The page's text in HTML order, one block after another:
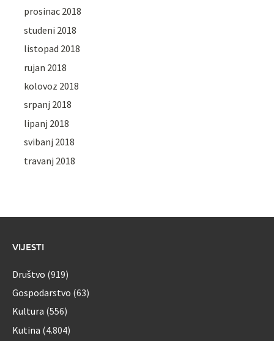
prosinac 2018
studeni 2018
listopad 2018
rujan 2018
kolovoz 2018
srpanj 2018
lipanj 2018
svibanj 2018
travanj 2018
VIJESTI
Društvo (919)
Gospodarstvo (63)
Kultura (556)
Kutina (4.804)